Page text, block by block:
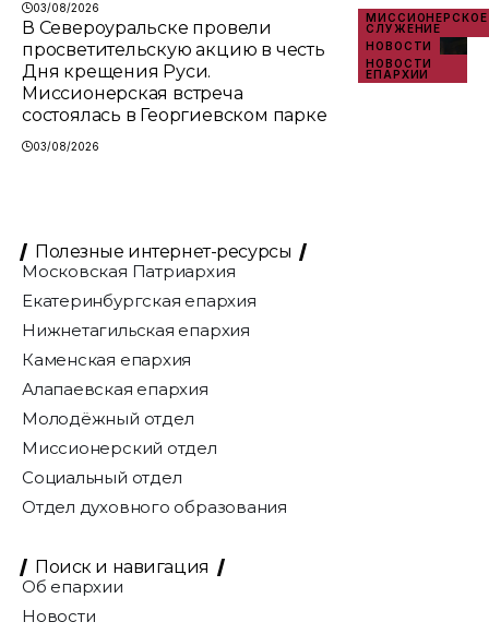
03/08/2026
МИССИОНЕРСКОЕ
СЛУЖЕНИЕ
НОВОСТИ
НОВОСТИ
ЕПАРХИИ
В Североуральске провели
просветительскую акцию в честь
Дня крещения Руси.
Миссионерская встреча
состоялась в Георгиевском парке
03/08/2026
Полезные интернет-ресурсы
Московская Патриархия
Екатеринбургская епархия
Нижнетагильская епархия
Каменская епархия
Алапаевская епархия
Молодёжный отдел
Миссионерский отдел
Социальный отдел
Отдел духовного образования
Поиск и навигация
Об епархии
Новости